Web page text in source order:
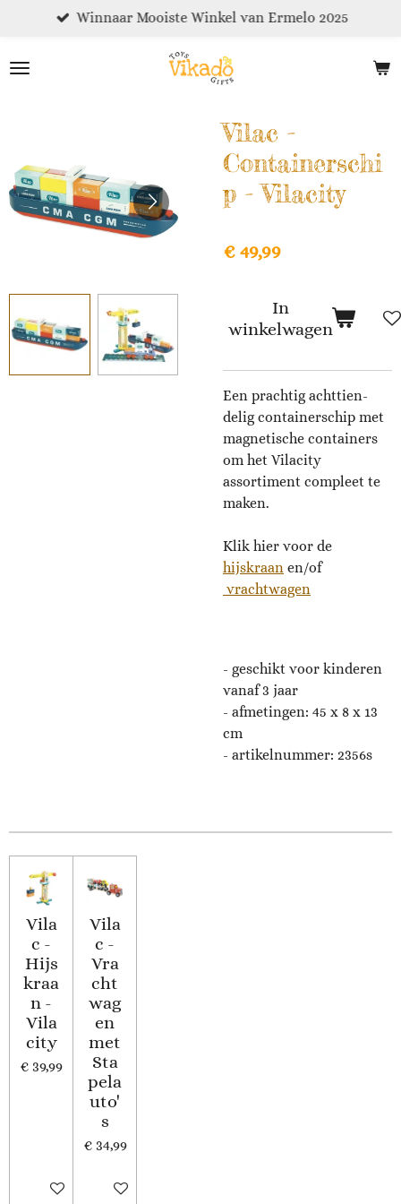
naar
Winnaar Mooiste Winkel van Ermelo 2025
Vilac -
Containerschi
p - Vilacity
€ 49,99
In
winkelwagen
Een prachtig achttien-
delig containerschip met
magnetische containers
om het Vilacity
assortiment compleet te
maken.
Klik hier voor de
hijskraan en/of
vrachtwagen
- geschikt voor kinderen
vanaf 3 jaar
- afmetingen: 45 x 8 x 13
cm
- artikelnummer: 2356s
Vila
c -
Hijs
kraa
n -
Vila
city
€ 39,99
In winkelwagen
Vila
c -
Vra
cht
wag
en
met
Sta
pela
uto'
s
€ 34,99
In winkelwagen